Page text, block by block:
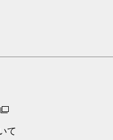
て